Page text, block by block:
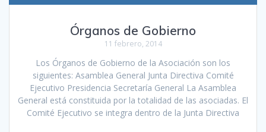
Órganos de Gobierno
11 febrero, 2014
Los Órganos de Gobierno de la Asociación son los
siguientes: Asamblea General Junta Directiva Comité
Ejecutivo Presidencia Secretaría General La Asamblea
General está constituida por la totalidad de las asociadas. El
Comité Ejecutivo se integra dentro de la Junta Directiva